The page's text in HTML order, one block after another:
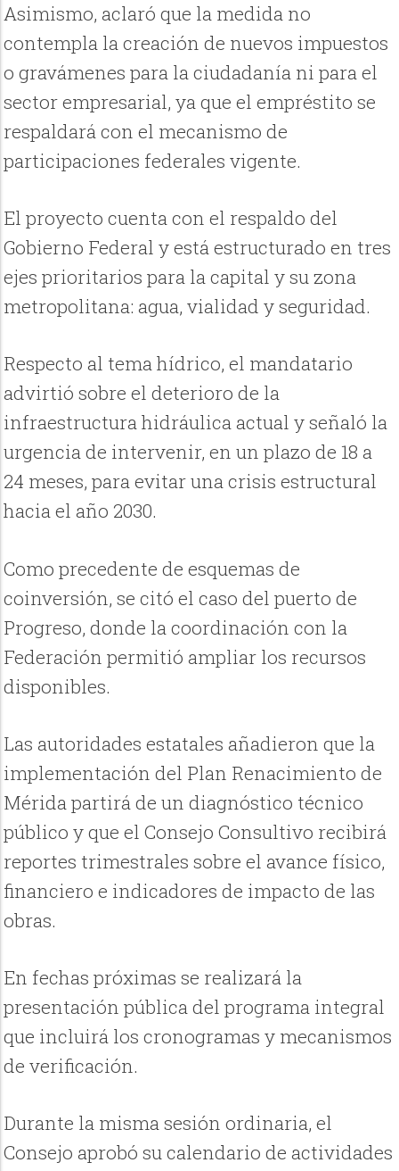
Asimismo, aclaró que la medida no
contempla la creación de nuevos impuestos
o gravámenes para la ciudadanía ni para el
sector empresarial, ya que el empréstito se
respaldará con el mecanismo de
participaciones federales vigente.
El proyecto cuenta con el respaldo del
Gobierno Federal y está estructurado en tres
ejes prioritarios para la capital y su zona
metropolitana: agua, vialidad y seguridad.
Respecto al tema hídrico, el mandatario
advirtió sobre el deterioro de la
infraestructura hidráulica actual y señaló la
urgencia de intervenir, en un plazo de 18 a
24 meses, para evitar una crisis estructural
hacia el año 2030.
Como precedente de esquemas de
coinversión, se citó el caso del puerto de
Progreso, donde la coordinación con la
Federación permitió ampliar los recursos
disponibles.
Las autoridades estatales añadieron que la
implementación del Plan Renacimiento de
Mérida partirá de un diagnóstico técnico
público y que el Consejo Consultivo recibirá
reportes trimestrales sobre el avance físico,
financiero e indicadores de impacto de las
obras.
En fechas próximas se realizará la
presentación pública del programa integral
que incluirá los cronogramas y mecanismos
de verificación.
Durante la misma sesión ordinaria, el
Consejo aprobó su calendario de actividades